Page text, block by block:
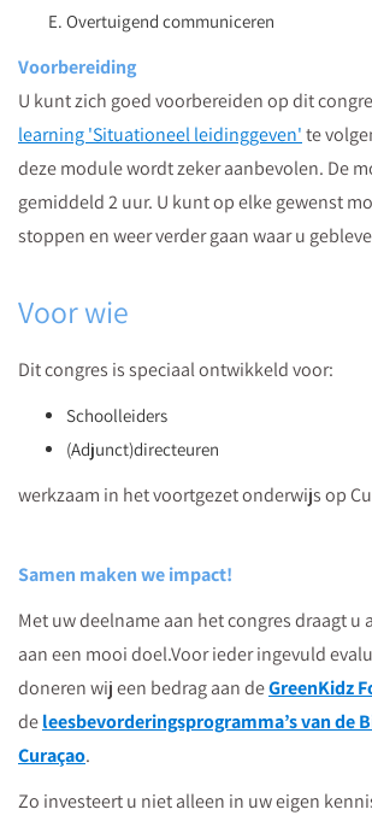
Overtuigend communiceren
Voorbereiding
U kunt zich goed voorbereiden op dit
learning 'Situationeel leidinggeven'te
deze module wordt zeker aanbevolen. De
gemiddeld 2 uur. U kunt op elke gewenst
stoppen en weer verder gaan waar u
Voor wie
Dit congres is speciaal ontwikkeld voor:
Schoolleiders
(Adjunct)directeuren
werkzaam in het voortgezet onderwijs op
Samen maken we impact!
Met uw deelname aan het congres draagt u
aan een mooi doel.Voor ieder ingevuld
doneren wij een bedrag aan deGreenKidz
deleesbevorderingsprogramma’s van de
Curaçao.
Zo investeert u niet alleen in uw eigen